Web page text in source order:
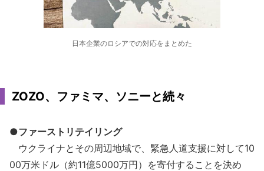
日本企業のロシアでの対応をまとめた
ZOZO、ファミマ、ソニーと続々
●ファーストリテイリング
ウクライナとその周辺地域で、緊急人道支援に対して10
00万米ドル（約11億5000万円）を寄付することを決め